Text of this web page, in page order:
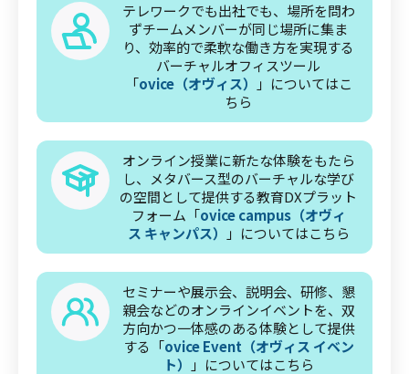
テレワークでも出社でも、場所を問わ
ずチームメンバーが同じ場所に集ま
り、効率的で柔軟な働き方を実現する
バーチャルオフィスツール
「ovice（オヴィス）
」についてはこ
ちら
オンライン授業に新たな体験をもたら
し、メタバース型のバーチャルな学び
の空間として提供する教育DXプラット
フォーム「ovice campus（オヴィ
ス キャンパス）
」についてはこちら
セミナーや展示会、説明会、研修、懇
親会などのオンラインイベントを、双
方向かつ一体感のある体験として提供
する「ovice Event（オヴィス イベン
ト）
」についてはこちら